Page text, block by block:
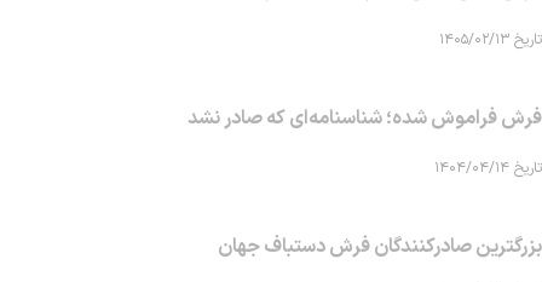
تاریخ ۱۴۰۵/۰۲/۱۳
فرش فراموش شده؛ شناسنامه‌ای که صادر نشد
تاریخ ۱۴۰۴/۰۴/۱۴
بزرگترین صادرکنندگان فرش دستباف جهان